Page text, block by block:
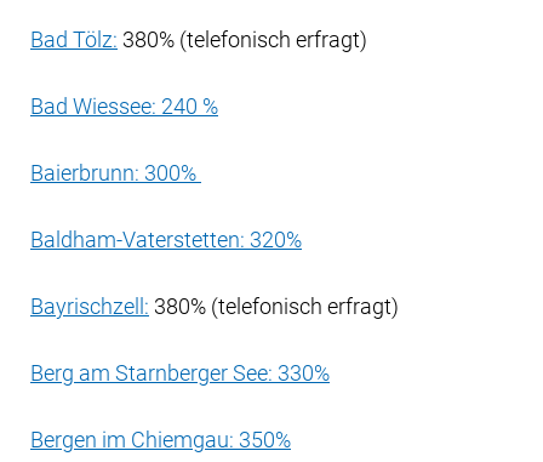
Bad Tölz: 380% (telefonisch erfragt)
Bad Wiessee: 240 %
Baierbrunn: 300%
Baldham-Vaterstetten: 320%
Bayrischzell: 380% (telefonisch erfragt)
Berg am Starnberger See: 330%
Bergen im Chiemgau: 350%